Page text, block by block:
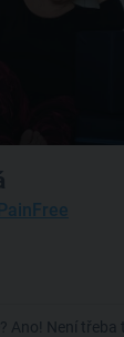
Ano! Není